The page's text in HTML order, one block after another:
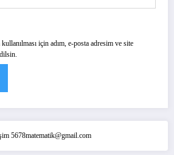
için adım, e-posta adresim ve site
5678matematik@gmail.com